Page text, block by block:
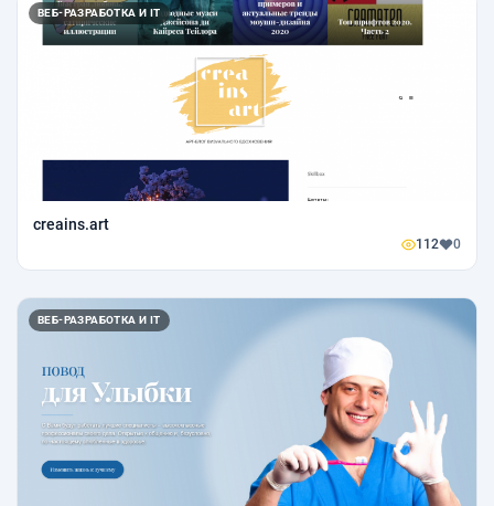
ВЕБ-РАЗРАБОТКА И IT
creains.art
112 0
ВЕБ-РАЗРАБОТКА И IT